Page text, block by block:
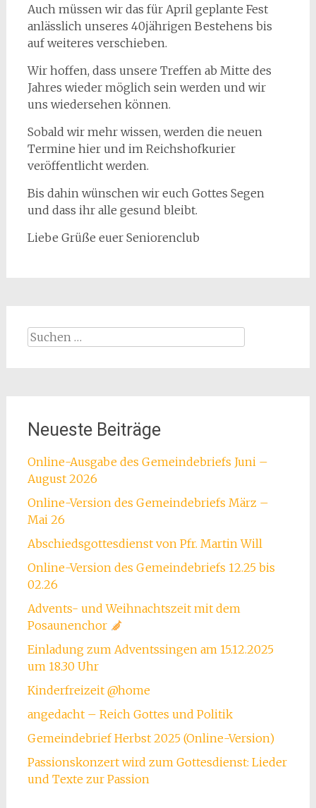
Auch müssen wir das für April geplante Fest
anlässlich unseres 40jährigen Bestehens bis
auf weiteres verschieben.
Wir hoffen, dass unsere Treffen ab Mitte des
Jahres wieder möglich sein werden und wir
uns wiedersehen können.
Sobald wir mehr wissen, werden die neuen
Termine hier und im Reichshofkurier
veröffentlicht werden.
Bis dahin wünschen wir euch Gottes Segen
und dass ihr alle gesund bleibt.
Liebe Grüße euer Seniorenclub
Suchen
nach:
Neueste Beiträge
Online-Ausgabe des Gemeindebriefs Juni –
August 2026
Online-Version des Gemeindebriefs März –
Mai 26
Abschiedsgottesdienst von Pfr. Martin Will
Online-Version des Gemeindebriefs 12.25 bis
02.26
Advents- und Weihnachtszeit mit dem
Posaunenchor
Einladung zum Adventssingen am 15.12.2025
um 18.30 Uhr
Kinderfreizeit @home
angedacht – Reich Gottes und Politik
Gemeindebrief Herbst 2025 (Online-Version)
Passionskonzert wird zum Gottesdienst: Lieder
und Texte zur Passion